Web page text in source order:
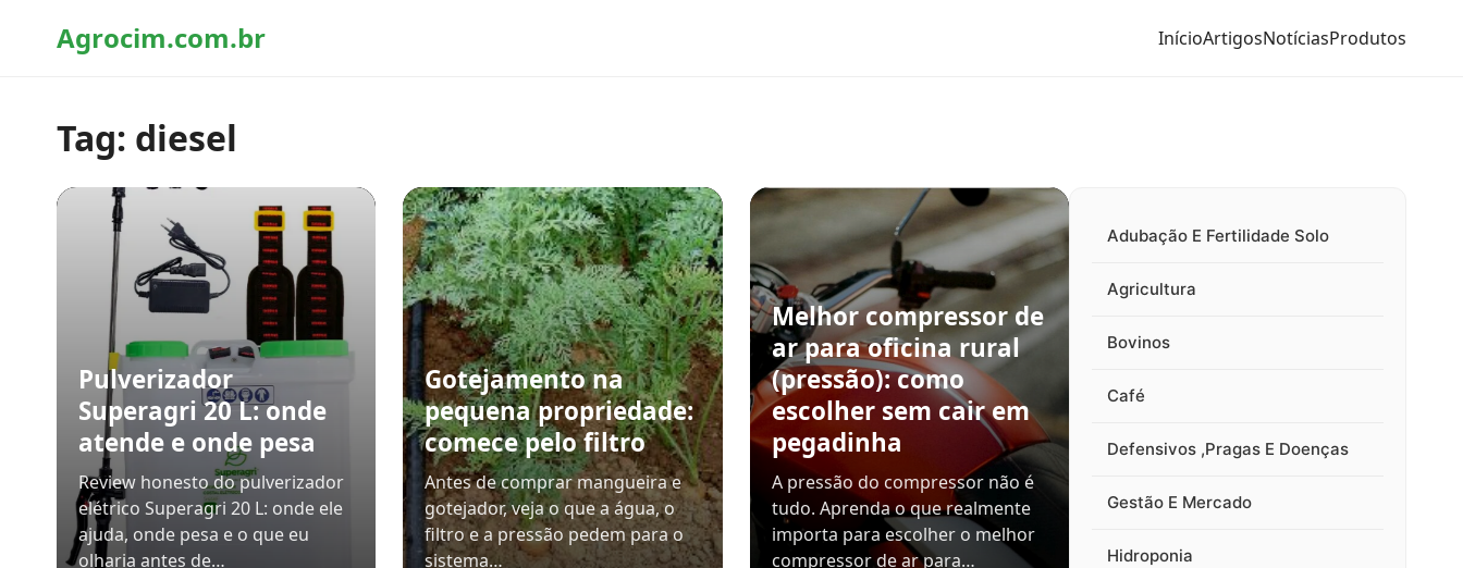
Agrocim.com.br InícioArtigosNotíciasProdutos
Tag: diesel
Pulverizador
Superagri 20 L: onde
atende e onde pesa
Review honesto do pulverizador
elétrico Superagri 20 L: onde ele
ajuda, onde pesa e o que eu
olharia antes de…
Gotejamento na
pequena propriedade:
comece pelo filtro
Antes de comprar mangueira e
gotejador, veja o que a água, o
filtro e a pressão pedem para o
sistema…
Melhor compressor de
ar para oficina rural
(pressão): como
escolher sem cair em
pegadinha
A pressão do compressor não é
tudo. Aprenda o que realmente
importa para escolher o melhor
compressor de ar para…
Adubação E Fertilidade Solo
Agricultura
Bovinos
Café
Defensivos ,Pragas E Doenças
Gestão E Mercado
Hidroponia